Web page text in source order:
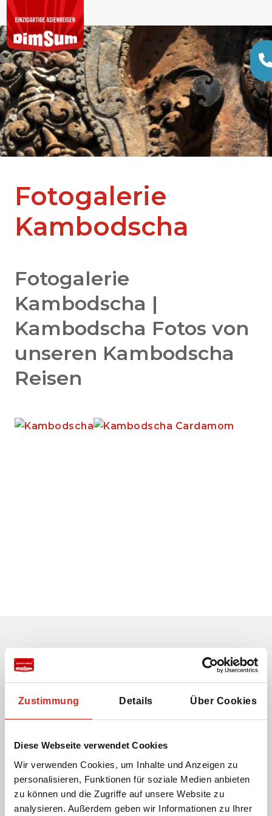
Zustimmung Details Über Cookies
Diese Webseite verwendet Cookies
Wir verwenden Cookies, um Inhalte und Anzeigen zu
personalisieren, Funktionen für soziale Medien anbieten
zu können und die Zugriffe auf unsere Website zu
analysieren. Außerdem geben wir Informationen zu Ihrer
Fotogalerie
Kambodscha
Fotogalerie
Kambodscha |
Kambodscha Fotos von
unseren Kambodscha
Reisen
Erhalten Sie unseren Newsletter
Ihre E-Mail-Adresse:
Adresse zu, damit ich den Newsletter von Dimsum
Reisen erhalten kann.